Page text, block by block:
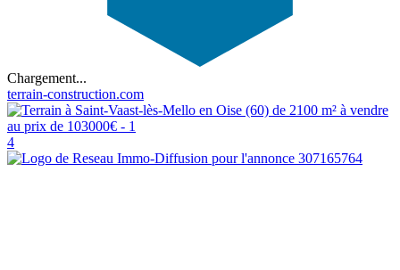
Chargement...
terrain-construction.com
4